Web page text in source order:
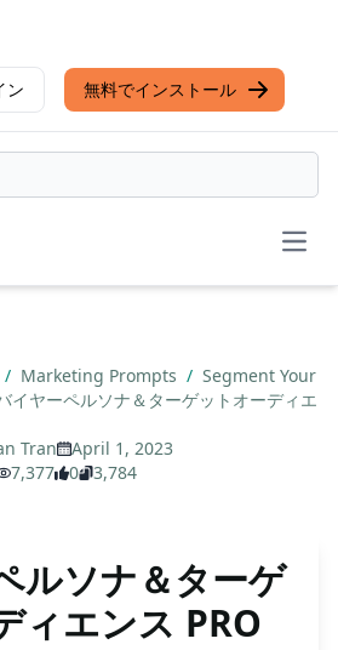
ン 無料でインストール
/ Marketing Prompts / Segment Your
イヤーペルソナ＆ターゲットオーディエ
Tran
April 1, 2023
7,377
0 3,784
ルソナ＆ターゲ
ィエンス PRO